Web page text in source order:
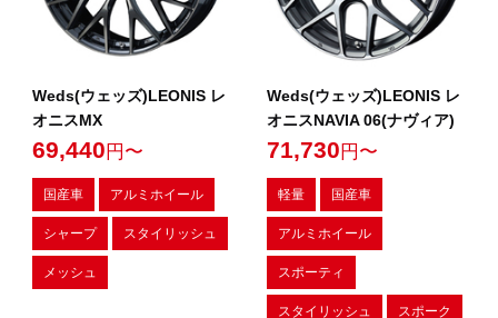
Weds(ウェッズ)LEONIS レ
オニスMX
69,440 円〜
国産車 アルミホイール
シャープ スタイリッシュ
メッシュ
Weds(ウェッズ)LEONIS レ
オニスNAVIA 06(ナヴィア)
71,730 円〜
軽量 国産車
アルミホイール
スポーティ
スタイリッシュ スポーク